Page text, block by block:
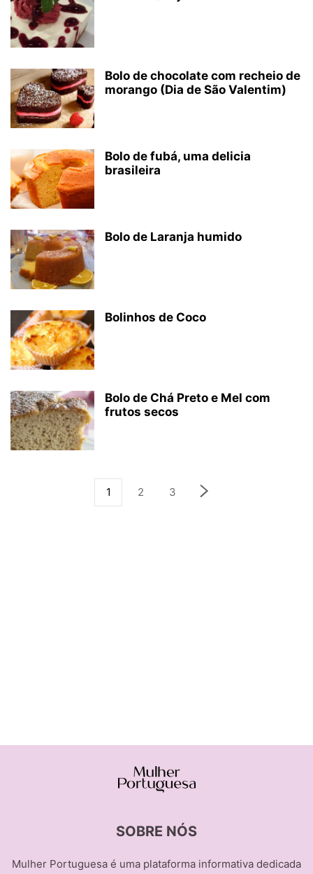
Bolo de chocolate com recheio de
morango (Dia de São Valentim)
Bolo de fubá, uma delicia
brasileira
Bolo de Laranja humido
Bolinhos de Coco
Bolo de Chá Preto e Mel com
frutos secos
1 2 3
SOBRE NÓS
Mulher Portuguesa é uma plataforma informativa dedicada